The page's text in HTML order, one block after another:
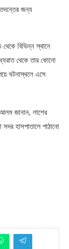
জন্য
বিভিন্ন স্থানে
থেকে তার কোনো
ঘটনাস্থলে এসে
জানান, লাশের
হাসপাতালে পাঠানো